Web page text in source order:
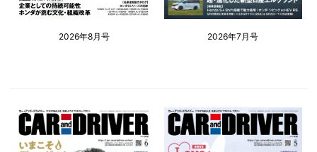
2026年8月号 2026年7月号